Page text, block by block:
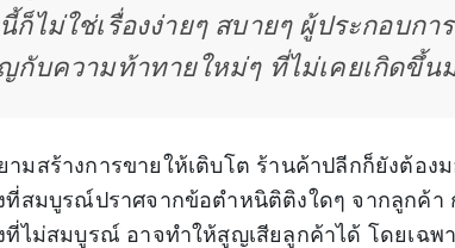
ก็ไม่ใช่เรื่องง่ายๆ สบายๆ ผู้ประกอบกา
กับความท้าทายใหม่ๆ ที่ไม่เคยเกิดขึ้น
ร้างการขายให้เติบโต ร้านค้าปลีกก็ยังต้อง
สมบูรณ์ปราศจากข้อตำหนิติติงใดๆ จากลูกค้า
ไม่สมบูรณ์ อาจทำให้สูญเสียลูกค้าได้ โดยเฉพ